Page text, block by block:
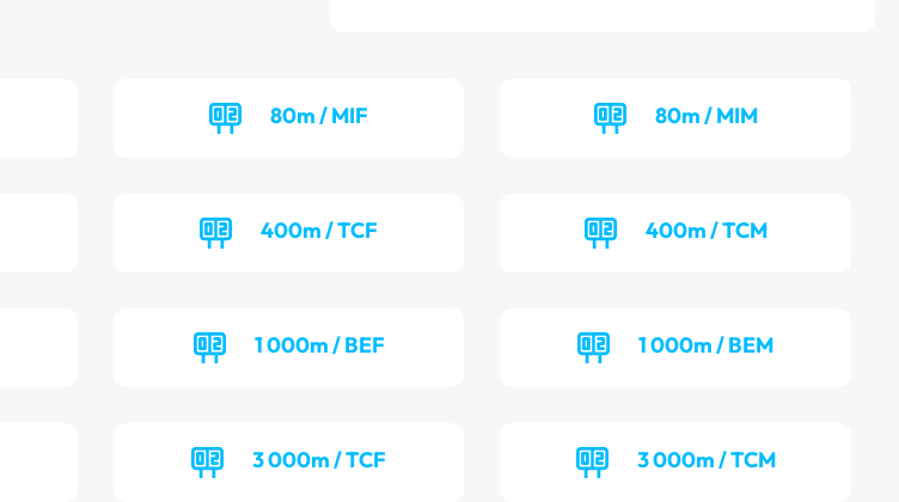
80m / MIF 80m / MIM
400m / TCF 400m / TCM
1 000m / BEF 1 000m / BEM
3 000m / TCF 3 000m / TCM